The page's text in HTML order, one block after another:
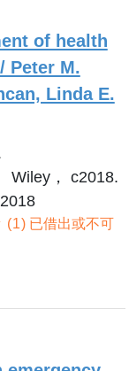
of health
Peter M.
Linda E.
Wiley， c2018.
1 已借出或不可